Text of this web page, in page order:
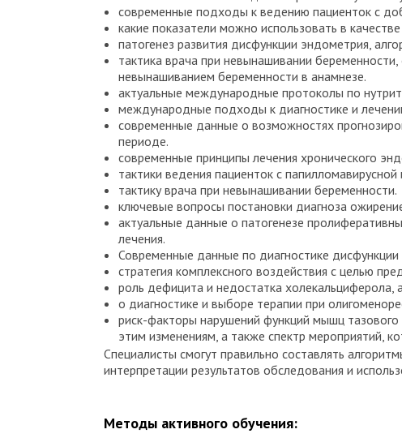
современные подходы к ведению пациенток с
какие показатели можно использовать в
патогенез развития дисфункции эндометрия,
тактика врача при невынашивании
невынашиванием беременности в анамнезе.
актуальные международные протоколы по
международные подходы к диагностике и
современные данные о возможностях
периоде.
современные принципы лечения хронического
тактики ведения пациенток с
тактику врача при невынашивании беременности.
ключевые вопросы постановки диагноза
актуальные данные о патогенезе
лечения.
Современные данные по диагностике
стратегия комплексного воздействия с целью
роль дефицита и недостатка
о диагностике и выборе терапии при
риск-факторы нарушений функций мышц
этим изменениям, а также спектр мероприятий,
Специалисты смогут правильно составлять
интерпретации результатов обследования и
Методы активного обучения: